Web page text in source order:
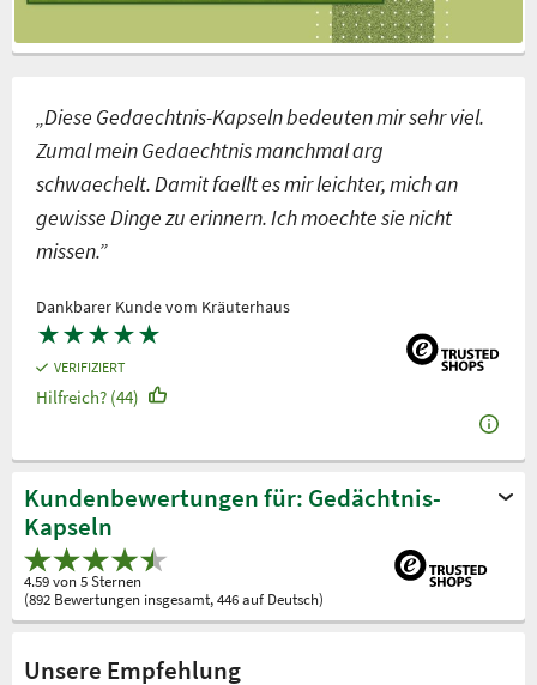
„Diese Gedaechtnis-Kapseln bedeuten mir sehr viel.
Zumal mein Gedaechtnis manchmal arg
schwaechelt. Damit faellt es mir leichter, mich an
gewisse Dinge zu erinnern. Ich moechte sie nicht
missen.”
Dankbarer Kunde vom Kräuterhaus
★★★★★
VERIFIZIERT
Hilfreich? (44)
Kundenbewertungen für: Gedächtnis-
Kapseln
4.59 von 5 Sternen
(892 Bewertungen insgesamt, 446 auf Deutsch)
Unsere Empfehlung